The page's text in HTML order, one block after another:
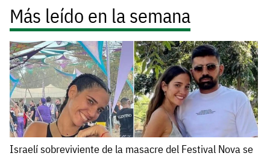
Más leído en la semana
Israelí sobreviviente de la masacre del Festival Nova se